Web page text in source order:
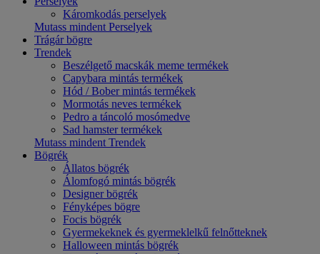
Káromkodás perselyek
Mutass mindent Perselyek
Trágár bögre
Trendek
Beszélgető macskák meme termékek
Capybara mintás termékek
Hód / Bober mintás termékek
Mormotás neves termékek
Pedro a táncoló mosómedve
Sad hamster termékek
Mutass mindent Trendek
Bögrék
Állatos bögrék
Álomfogó mintás bögrék
Designer bögrék
Fényképes bögre
Focis bögrék
Gyermekeknek és gyermeklelkű felnőtteknek
Halloween mintás bögrék